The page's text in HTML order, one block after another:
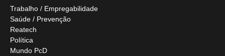
Trabalho / Empregabilidade
Saúde / Prevenção
Reatech
Política
Mundo PcD